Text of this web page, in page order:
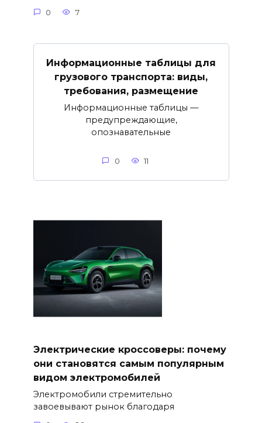
0 7
Информационные таблицы для
грузового транспорта: виды,
требования, размещение
Информационные таблицы —
предупреждающие,
опознавательные
0 11
Электрические кроссоверы: почему
они становятся самым популярным
видом электромобилей
Электромобили стремительно
завоевывают рынок благодаря